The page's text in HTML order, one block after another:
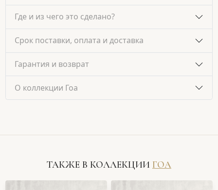
Где и из чего это сделано?
Срок поставки, оплата и доставка
Гарантия и возврат
О коллекции Гоа
ТАКЖЕ В КОЛЛЕКЦИИ ГОА